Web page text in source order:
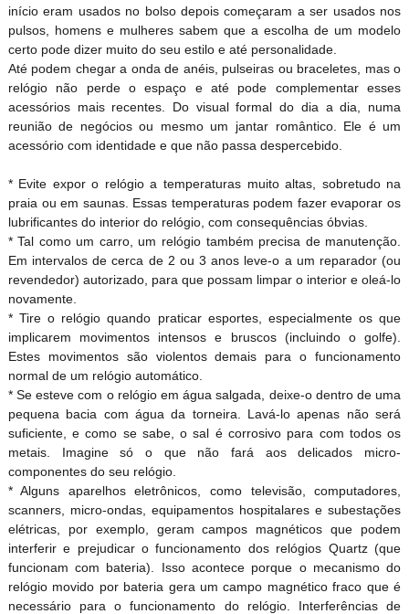
início eram usados no bolso depois começaram a ser usados nos
pulsos, homens e mulheres sabem que a escolha de um modelo
certo pode dizer muito do seu estilo e até personalidade.
Até podem chegar a onda de anéis, pulseiras ou braceletes, mas o
relógio não perde o espaço e até pode complementar esses
acessórios mais recentes. Do visual formal do dia a dia, numa
reunião de negócios ou mesmo um jantar romântico. Ele é um
acessório com identidade e que não passa despercebido.
* Evite expor o relógio a temperaturas muito altas, sobretudo na
praia ou em saunas. Essas temperaturas podem fazer evaporar os
lubrificantes do interior do relógio, com consequências óbvias.
* Tal como um carro, um relógio também precisa de manutenção.
Em intervalos de cerca de 2 ou 3 anos leve-o a um reparador (ou
revendedor) autorizado, para que possam limpar o interior e oleá-lo
novamente.
* Tire o relógio quando praticar esportes, especialmente os que
implicarem movimentos intensos e bruscos (incluindo o golfe).
Estes movimentos são violentos demais para o funcionamento
normal de um relógio automático.
* Se esteve com o relógio em água salgada, deixe-o dentro de uma
pequena bacia com água da torneira. Lavá-lo apenas não será
suficiente, e como se sabe, o sal é corrosivo para com todos os
metais. Imagine só o que não fará aos delicados micro-
componentes do seu relógio.
* Alguns aparelhos eletrônicos, como televisão, computadores,
scanners, micro-ondas, equipamentos hospitalares e subestações
elétricas, por exemplo, geram campos magnéticos que podem
interferir e prejudicar o funcionamento dos relógios Quartz (que
funcionam com bateria). Isso acontece porque o mecanismo do
relógio movido por bateria gera um campo magnético fraco que é
necessário para o funcionamento do relógio. Interferências de